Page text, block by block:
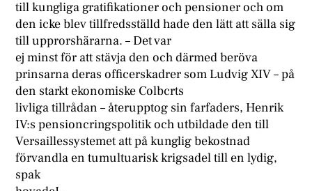
till kungliga gratifikationer och pensioner och om
den icke blev tillfredsställd hade den lätt att sälla sig
till upprorshärarna. – Det var
ej minst för att stävja den och därmed beröva
prinsarna deras officerskadrer som Ludvig XIV – på
den starkt ekonomiske Colbcrts
livliga tillrådan – återupptog sin farfaders, Henrik
IV:s pensioncringspolitik och utbildade den till
Versaillessystemet att på kunglig bekostnad
förvandla en tumultuarisk krigsadel till en lydig,
spak